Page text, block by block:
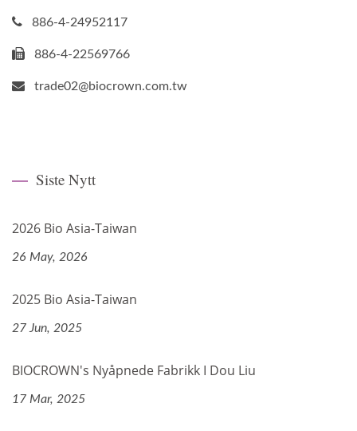
886-4-24952117
886-4-22569766
trade02@biocrown.com.tw
Siste Nytt
2026 Bio Asia-Taiwan
26 May, 2026
2025 Bio Asia-Taiwan
27 Jun, 2025
BIOCROWN's Nyåpnede Fabrikk I Dou Liu
17 Mar, 2025